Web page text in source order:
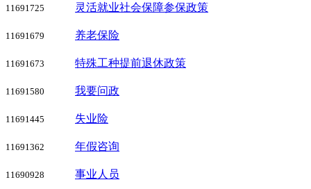
11691725 灵活就业社会保障参保政策
11691679 养老保险
11691673 特殊工种提前退休政策
11691580 我要问政
11691445 失业险
11691362 年假咨询
11690928 事业人员